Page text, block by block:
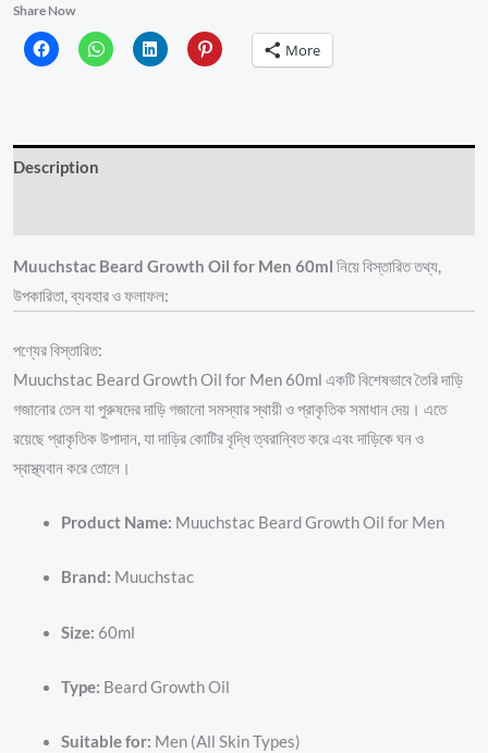
Share Now
More
Description
Muuchstac Beard Growth Oil for Men 60ml নিয়ে বিস্তারিত তথ্য,
উপকারিতা, ব্যবহার ও ফলাফল:
পণ্যের বিস্তারিত:
Muuchstac Beard Growth Oil for Men 60ml একটি বিশেষভাবে তৈরি দাড়ি
গজানোর তেল যা পুরুষদের দাড়ি গজানো সমস্যার স্থায়ী ও প্রাকৃতিক সমাধান দেয়। এতে
রয়েছে প্রাকৃতিক উপাদান, যা দাড়ির কোটির বৃদ্ধি ত্বরান্বিত করে এবং দাড়িকে ঘন ও
স্বাস্থ্যবান করে তোলে।
Product Name: Muuchstac Beard Growth Oil for Men
Brand: Muuchstac
Size: 60ml
Type: Beard Growth Oil
Suitable for: Men (All Skin Types)